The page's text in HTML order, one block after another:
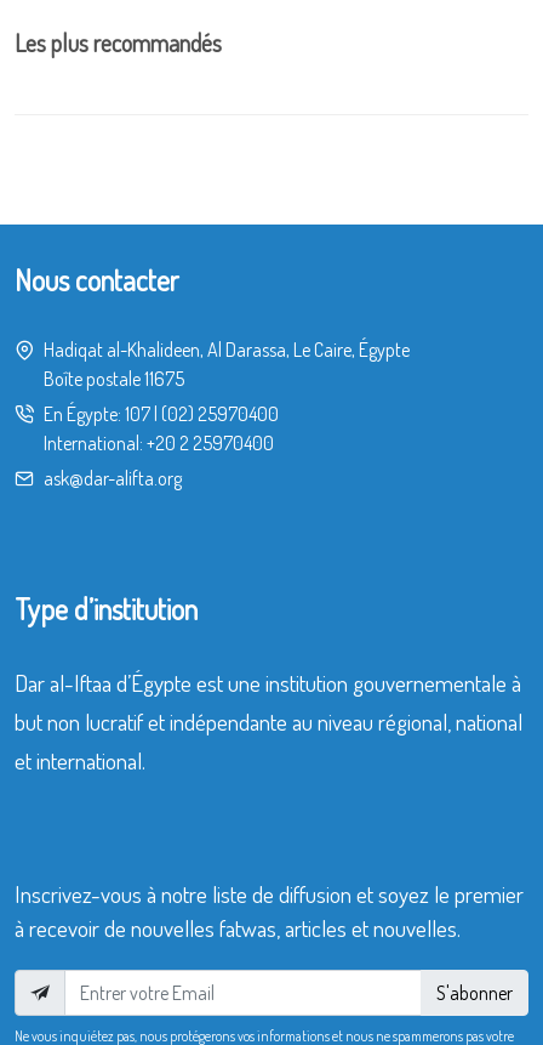
Les plus recommandés
Nous contacter
Hadiqat al-Khalideen, Al Darassa, Le Caire, Égypte
Boîte postale 11675
En Égypte: 107| (02) 25970400
International: +20 2 25970400
ask@dar-alifta.org
Type d’institution
Dar al-Iftaa d’Égypte est une institution gouvernementale à
but non lucratif et indépendante au niveau régional, national
et international.
Inscrivez-vous à notre liste de diffusion et soyez le premier
à recevoir de nouvelles fatwas, articles et nouvelles.
S'abonner
Ne vous inquiétez pas, nous protégerons vos informations et nous ne spammerons pas votre